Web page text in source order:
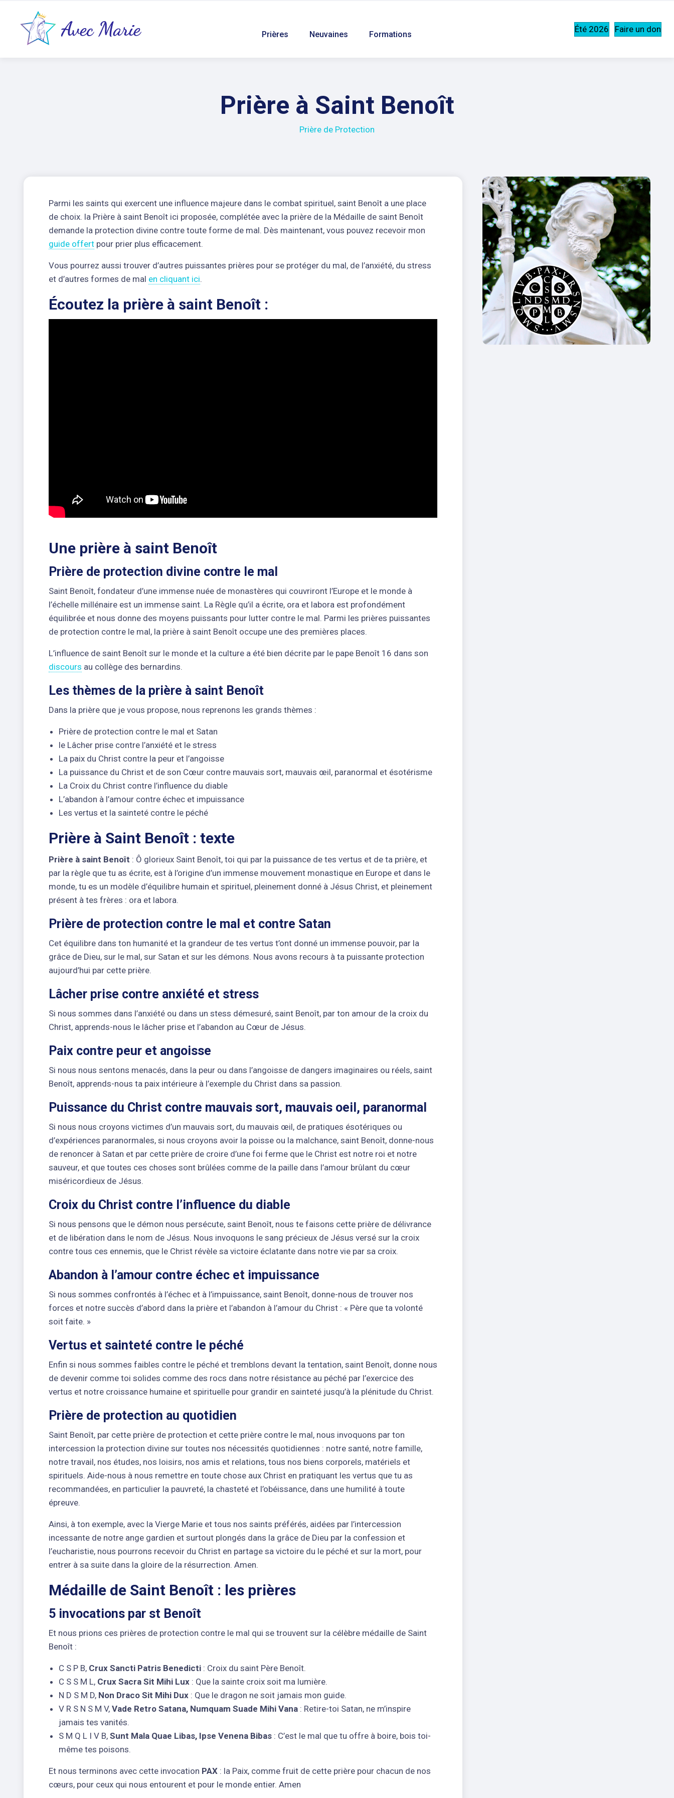
Prières Neuvaines Formations
Été 2026 Faire un don
Prière à Saint Benoît
Prière de Protection
Parmi les saints qui exercent une influence majeure dans le combat spirituel, saint Benoît a une place
de choix. la Prière à saint Benoît ici proposée, complétée avec la prière de la Médaille de saint Benoît
demande la protection divine contre toute forme de mal. Dès maintenant, vous pouvez recevoir mon
guide offert pour prier plus efficacement.
Vous pourrez aussi trouver d’autres puissantes prières pour se protéger du mal, de l’anxiété, du stress
et d’autres formes de mal en cliquant ici.
Écoutez la prière à saint Benoît :
Une prière à saint Benoît
Prière de protection divine contre le mal
Saint Benoît, fondateur d’une immense nuée de monastères qui couvriront l’Europe et le monde à
l’échelle millénaire est un immense saint. La Règle qu’il a écrite, ora et labora est profondément
équilibrée et nous donne des moyens puissants pour lutter contre le mal. Parmi les prières puissantes
de protection contre le mal, la prière à saint Benoît occupe une des premières places.
L’influence de saint Benoît sur le monde et la culture a été bien décrite par le pape Benoît 16 dans son
discours au collège des bernardins.
Les thèmes de la prière à saint Benoît
Dans la prière que je vous propose, nous reprenons les grands thèmes :
Prière de protection contre le mal et Satan
le Lâcher prise contre l’anxiété et le stress
La paix du Christ contre la peur et l’angoisse
La puissance du Christ et de son Cœur contre mauvais sort, mauvais œil, paranormal et ésotérisme
La Croix du Christ contre l’influence du diable
L’abandon à l’amour contre échec et impuissance
Les vertus et la sainteté contre le péché
Prière à Saint Benoît : texte
Prière à saint Benoît : Ô glorieux Saint Benoît, toi qui par la puissance de tes vertus et de ta prière, et
par la règle que tu as écrite, est à l’origine d’un immense mouvement monastique en Europe et dans le
monde, tu es un modèle d’équilibre humain et spirituel, pleinement donné à Jésus Christ, et pleinement
présent à tes frères : ora et labora.
Prière de protection contre le mal et contre Satan
Cet équilibre dans ton humanité et la grandeur de tes vertus t’ont donné un immense pouvoir, par la
grâce de Dieu, sur le mal, sur Satan et sur les démons. Nous avons recours à ta puissante protection
aujourd’hui par cette prière.
Lâcher prise contre anxiété et stress
Si nous sommes dans l’anxiété ou dans un stess démesuré, saint Benoît, par ton amour de la croix du
Christ, apprends-nous le lâcher prise et l’abandon au Cœur de Jésus.
Paix contre peur et angoisse
Si nous nous sentons menacés, dans la peur ou dans l’angoisse de dangers imaginaires ou réels, saint
Benoît, apprends-nous ta paix intérieure à l’exemple du Christ dans sa passion.
Puissance du Christ contre mauvais sort, mauvais oeil, paranormal
Si nous nous croyons victimes d’un mauvais sort, du mauvais œil, de pratiques ésotériques ou
d’expériences paranormales, si nous croyons avoir la poisse ou la malchance, saint Benoît, donne-nous
de renoncer à Satan et par cette prière de croire d’une foi ferme que le Christ est notre roi et notre
sauveur, et que toutes ces choses sont brûlées comme de la paille dans l’amour brûlant du cœur
miséricordieux de Jésus.
Croix du Christ contre l’influence du diable
Si nous pensons que le démon nous persécute, saint Benoît, nous te faisons cette prière de délivrance
et de libération dans le nom de Jésus. Nous invoquons le sang précieux de Jésus versé sur la croix
contre tous ces ennemis, que le Christ révèle sa victoire éclatante dans notre vie par sa croix.
Abandon à l’amour contre échec et impuissance
Si nous sommes confrontés à l’échec et à l’impuissance, saint Benoît, donne-nous de trouver nos
forces et notre succès d’abord dans la prière et l’abandon à l’amour du Christ : « Père que ta volonté
soit faite. »
Vertus et sainteté contre le péché
Enfin si nous sommes faibles contre le péché et tremblons devant la tentation, saint Benoît, donne nous
de devenir comme toi solides comme des rocs dans notre résistance au péché par l’exercice des
vertus et notre croissance humaine et spirituelle pour grandir en sainteté jusqu’à la plénitude du Christ.
Prière de protection au quotidien
Saint Benoît, par cette prière de protection et cette prière contre le mal, nous invoquons par ton
intercession la protection divine sur toutes nos nécessités quotidiennes : notre santé, notre famille,
notre travail, nos études, nos loisirs, nos amis et relations, tous nos biens corporels, matériels et
spirituels. Aide-nous à nous remettre en toute chose aux Christ en pratiquant les vertus que tu as
recommandées, en particulier la pauvreté, la chasteté et l’obéissance, dans une humilité à toute
épreuve.
Ainsi, à ton exemple, avec la Vierge Marie et tous nos saints préférés, aidées par l’intercession
incessante de notre ange gardien et surtout plongés dans la grâce de Dieu par la confession et
l’eucharistie, nous pourrons recevoir du Christ en partage sa victoire du le péché et sur la mort, pour
entrer à sa suite dans la gloire de la résurrection. Amen.
Médaille de Saint Benoît : les prières
5 invocations par st Benoît
Et nous prions ces prières de protection contre le mal qui se trouvent sur la célèbre médaille de Saint
Benoît :
C S P B, Crux Sancti Patris Benedicti : Croix du saint Père Benoît.
C S S M L, Crux Sacra Sit Mihi Lux : Que la sainte croix soit ma lumière.
N D S M D, Non Draco Sit Mihi Dux : Que le dragon ne soit jamais mon guide.
V R S N S M V, Vade Retro Satana, Numquam Suade Mihi Vana : Retire-toi Satan, ne m’inspire
jamais tes vanités.
S M Q L I V B, Sunt Mala Quae Libas, Ipse Venena Bibas : C’est le mal que tu offre à boire, bois toi-
même tes poisons.
Et nous terminons avec cette invocation PAX : la Paix, comme fruit de cette prière pour chacun de nos
cœurs, pour ceux qui nous entourent et pour le monde entier. Amen